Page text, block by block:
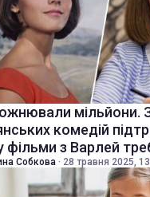
мільйони.
комедій
фільми з Варлей
Собкова · 28 травня 2025,